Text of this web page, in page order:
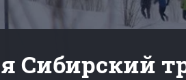
Сибирский